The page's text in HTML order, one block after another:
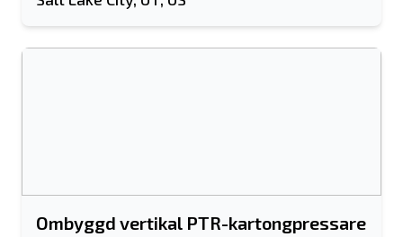
Ombyggd vertikal PTR-kartongpressare